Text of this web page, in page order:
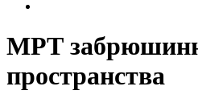
МРТ
пространства